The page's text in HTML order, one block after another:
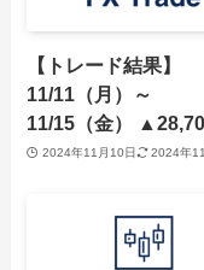
【トレード結果】
11/11（月）～
11/15（金）
2024年11月10日 2024年